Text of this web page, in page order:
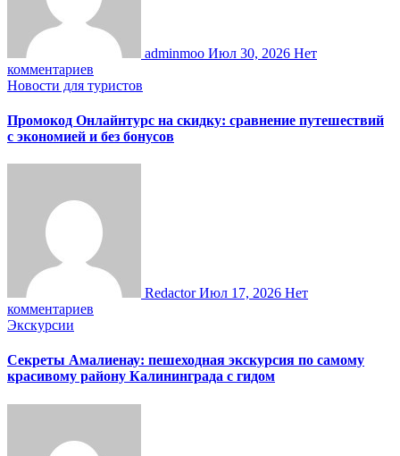
adminmoo Июл 30, 2026 Нет
комментариев
Новости для туристов
Промокод Онлайнтурс на скидку: сравнение путешествий
с экономией и без бонусов
RedactorИюл 17, 2026 Нет
комментариев
Экскурсии
Секреты Амалиенау: пешеходная экскурсия по самому
красивому району Калининграда с гидом